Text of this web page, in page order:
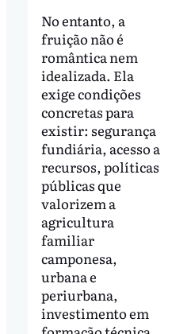
No entanto, a
fruição não é
romântica nem
idealizada. Ela
exige condições
concretas para
existir: segurança
fundiária, acesso a
recursos, políticas
públicas que
valorizem a
agricultura
familiar
camponesa,
urbana e
periurbana,
investimento em